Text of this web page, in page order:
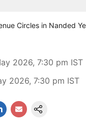
Circles in Nanded
2026, 7:30 pm IST
2026, 7:30 pm IST